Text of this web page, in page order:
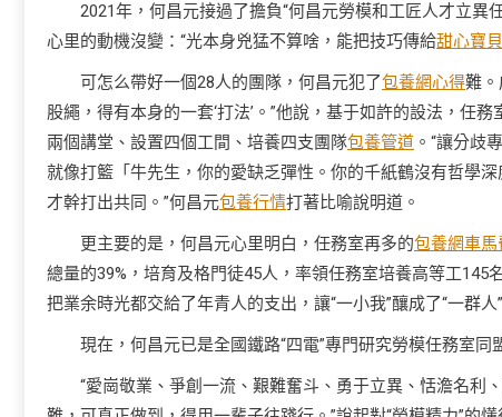
2021年，何昌元接過了擔負“何昌元勞模和工匠人才立異
心里的動機沒變：“光本身兇猛不算啥，能把技巧傳給甜心寶
可怎么帶好一個28人的團隊，何昌元犯了包養網心得難
股繩，得有本身的一套‘打法’。”他說，基于如許的設法，任
兩個講堂、設置四個工間、培養四支團隊包養管道 。“讓分歧
就像打籃「牛先生，你的愛缺乏彈性。你的千紙鶴沒有哲學
才幹打出共同。”何昌元包養行情打著比喻說明道。
更主要的是，何昌元心里明白，任務室再多的包養網車馬
總量的39%，培育及格門徒45人，率領任務室培養高等工145
把業余時光都交給了年青人的支出，讓“一小我”釀成了“一群人”
現在，何昌元已是全國鐵路“四電”專門研究勞模任務室
“愛崗敬業、爭創一流、艱難奮斗、勇于立異、恬澹名利